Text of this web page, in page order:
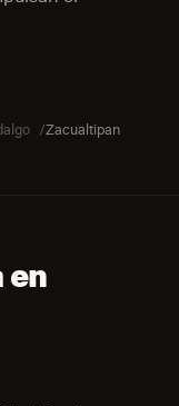
Zacualtipan
en